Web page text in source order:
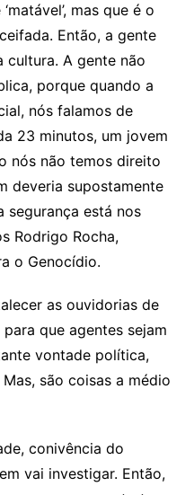
mas que é o
Então, a gente
cultura. A gente não
porque quando a
nós falamos de
23 minutos, um jovem
nós não temos direito
deveria supostamente
segurança está nos
Rodrigo Rocha,
o Genocídio.
as ouvidorias de
que agentes sejam
vontade política,
são coisas a médio
conivência do
vai investigar. Então,